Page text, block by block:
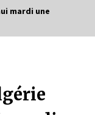
mardi une